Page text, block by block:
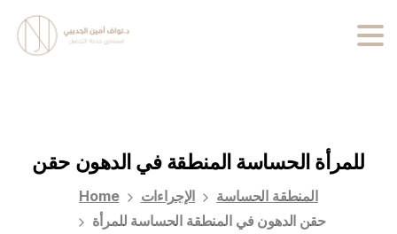
حقن الدهون في المنطقة الحساسة للمرأة
Home الإجراءات
المنطقة الحساسة
حقن الدهون في المنطقة الحساسة للمرأة